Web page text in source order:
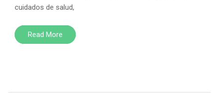
cuidados de salud,
Read More